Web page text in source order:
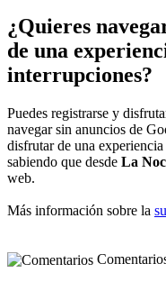
¿Quieres
de una
interrupciones?
Puedes registrarse y
navegar sin anuncios de
disfrutar de una
sabiendo que desde La
web.
Más información sobre la